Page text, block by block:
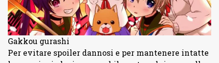
Gakkou gurashi
Per evitare spoiler dannosi e per mantenere intatte